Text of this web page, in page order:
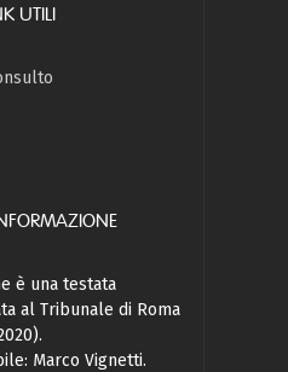
UTILI
è una testata
al Tribunale di Roma
Marco Vignetti.